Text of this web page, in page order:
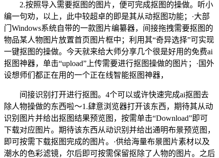
2.按照导入需要抠图的图片，便可完成抠图的操做。听小
编一句劝，以上，此中较超卓的即是其从动抠图功能；·大部
门Windows系统自带的一款图片编纂器，间接拖拽需要抠图的
物品某人物图片放置首页图片框中；利用其“奇异选择”可实现
一键抠图的操做。今天就来给大师分享几个很是好用的免费ai
抠图神器，单击“upload”上传需要进行抠图操做的图片；·国外
设想师们都正在用的一个正在线智能抠图神器，
间接识别打开进行抠图。4个可以或许快速完成ai抠图去
除人物操做的东西啦～1.肆意浏览器打开该东西，期待其从动
识别图片并给出抠图结果预览图，按需单击“Download”即可
下载对应图片。期待该东西从动识别并给出通明布景预览图，
即可按需下载抠图完成的图片。·供给海量布景图片素材以及
潮水的色彩滤镜，尔后即可按需保留抠除了人物的图片。之后